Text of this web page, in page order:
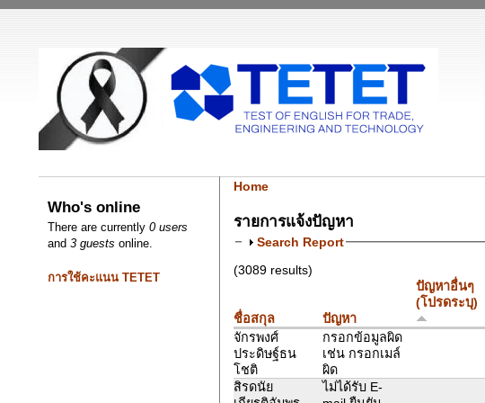
Who's online
There are currently0 users
and3 guests online.
การใช้คะแนน TETET
Home
รายการแจ้งปัญหา
Search Report
(3089 results)
ชื่อสกุล ปัญหา
ปัญหาอื่นๆ
(โปรดระบุ)
จักรพงศ์
ประดิษฐ์ธน
โชติ
กรอกข้อมูลผิด
เช่น กรอกเมล์
ผิด
สิรดนัย
ไม่ได้รับ E-